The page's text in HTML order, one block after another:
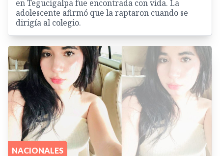
en Tegucigalpa fue encontrada con vida. La
adolescente afirmó que la raptaron cuando se
dirigía al colegio.
NACIONALES